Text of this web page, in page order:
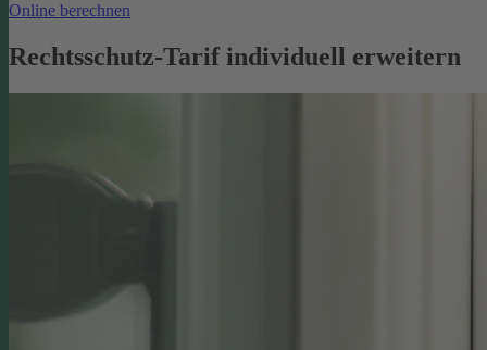
Online berechnen
Rechtsschutz-Tarif individuell erweitern